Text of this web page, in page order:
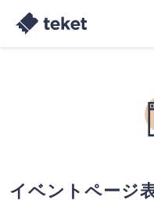
イベントページ